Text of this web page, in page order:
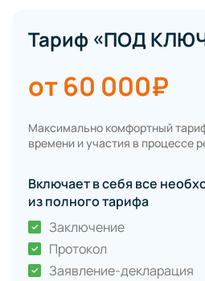
Тариф «ПОД
от 60 000₽
Максимально комфортный
времени и участия в процессе
Включает в себя все
из полного тарифа
Заключение
Протокол
Заявление-декларация